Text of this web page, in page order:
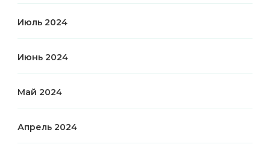
Июль 2024
Июнь 2024
Май 2024
Апрель 2024